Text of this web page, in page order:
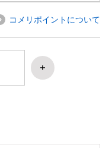
コメリポイントについて